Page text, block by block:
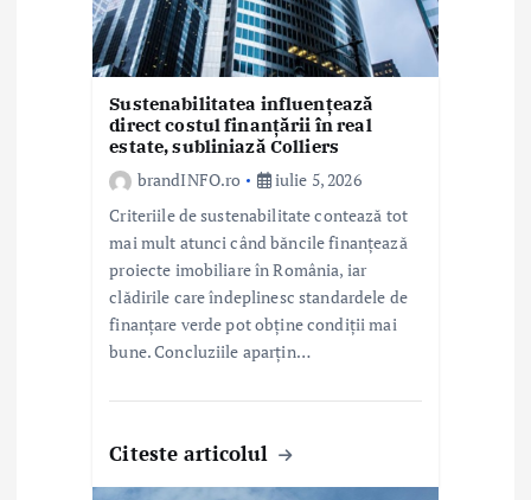
Sustenabilitatea influențează
direct costul finanțării în real
estate, subliniază Colliers
brandINFO.ro
iulie 5, 2026
Criteriile de sustenabilitate contează tot
mai mult atunci când băncile finanțează
proiecte imobiliare în România, iar
clădirile care îndeplinesc standardele de
finanțare verde pot obține condiții mai
bune. Concluziile aparțin…
Citeste articolul